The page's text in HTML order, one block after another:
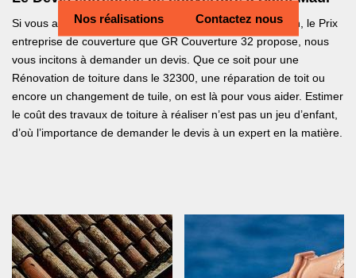
Nos réalisations Contactez nous
Si vous avez besoin de connaitre bien avant la réalisation, le Prix
entreprise de couverture que GR Couverture 32 propose, nous
vous incitons à demander un devis. Que ce soit pour une
Rénovation de toiture dans le 32300, une réparation de toit ou
encore un changement de tuile, on est là pour vous aider. Estimer
le coût des travaux de toiture à réaliser n’est pas un jeu d’enfant,
d’où l’importance de demander le devis à un expert en la matière.